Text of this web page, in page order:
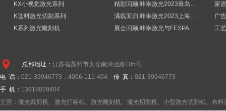
KX小视觉激光系列
K送料激光切割系列
K系列激光雕刻机
精彩回顾|咔咻激光2023青岛国际纺织品印花工业展览会再次出圈
满载而归|咔咻激光2023上海广印展精彩回顾！
展会回顾|咔咻激光与FESPA德国展直击现场
家
广
工
总部地址： 江苏省苏州市太仓南漳泾路105号
电 话： 021-39946773，4006-111-404 传 真： 021-39946773
手 机： 13918029404
主营：激光裁剪机、激光打标机、激光雕刻机、激光切割机、小型激光切割机、布